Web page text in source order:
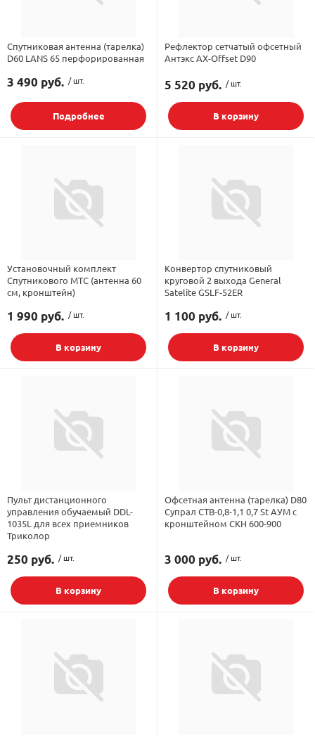
Спутниковая антенна (тарелка)
D60 LANS 65 перфорированная
3 490 руб. / шт.
Подробнее
Рефлектор сетчатый офсетный
Антэкс AX-Offset D90
5 520 руб. / шт.
В корзину
Установочный комплект
Спутникового МТС (антенна 60
см, кронштейн)
1 990 руб. / шт.
В корзину
Конвертор спутниковый
круговой 2 выхода General
Satelite GSLF-52ER
1 100 руб. / шт.
В корзину
Пульт дистанционного
управления обучаемый DDL-
1035L для всех приемников
Триколор
250 руб. / шт.
В корзину
Офсетная антенна (тарелка) D80
Супрал СТВ-0,8-1,1 0,7 St АУМ с
кронштейном СКН 600-900
3 000 руб. / шт.
В корзину